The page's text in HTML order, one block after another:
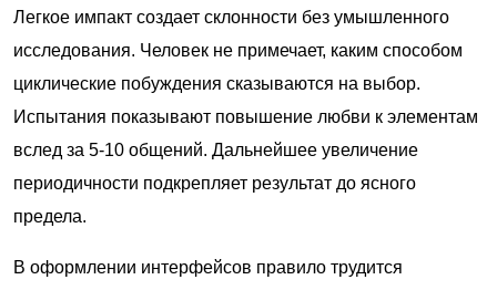
Легкое импакт создает склонности без умышленного
исследования. Человек не примечает, каким способом
циклические побуждения сказываются на выбор.
Испытания показывают повышение любви к элементам
вслед за 5-10 общений. Дальнейшее увеличение
периодичности подкрепляет результат до ясного
предела.
В оформлении интерфейсов правило трудится